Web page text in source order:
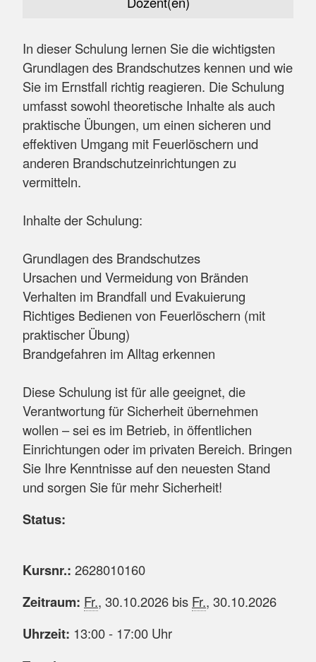
In dieser Schulung lernen Sie die wichtigsten
Grundlagen des Brandschutzes kennen und wie
Sie im Ernstfall richtig reagieren. Die Schulung
umfasst sowohl theoretische Inhalte als auch
praktische Übungen, um einen sicheren und
effektiven Umgang mit Feuerlöschern und
anderen Brandschutzeinrichtungen zu
vermitteln.
Inhalte der Schulung:
Grundlagen des Brandschutzes
Ursachen und Vermeidung von Bränden
Verhalten im Brandfall und Evakuierung
Richtiges Bedienen von Feuerlöschern (mit
praktischer Übung)
Brandgefahren im Alltag erkennen
Diese Schulung ist für alle geeignet, die
Verantwortung für Sicherheit übernehmen
wollen – sei es im Betrieb, in öffentlichen
Einrichtungen oder im privaten Bereich. Bringen
Sie Ihre Kenntnisse auf den neuesten Stand
und sorgen Sie für mehr Sicherheit!
Status:
Kursnr.: 2628010160
Zeitraum: Fr., 30.10.2026 bis Fr., 30.10.2026
Uhrzeit: 13:00 - 17:00 Uhr